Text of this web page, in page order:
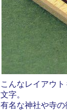
こんなレイアウ
文字。
有名な神社や寺